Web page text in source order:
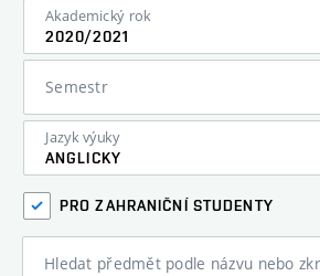
Akademický rok
2020/2021
Semestr
Jazyk výuky
ANGLICKY
PRO ZAHRANIČNÍ STUDENTY
Hledat předmět podle názvu nebo